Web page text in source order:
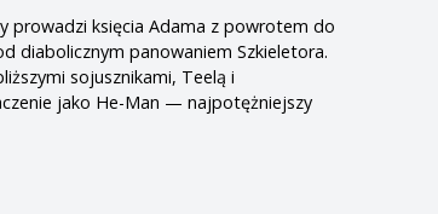
prowadzi księcia Adama z powrotem do
diabolicznym panowaniem Szkieletora.
sojusznikami, Teelą i
jako He-Man — najpotężniejszy